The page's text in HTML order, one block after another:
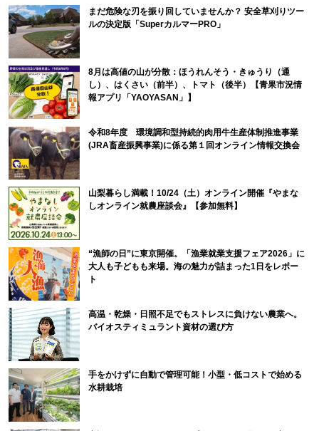
まだ危険な刃を振り回していませんか？ 安全草刈りツー
ルの決定版「SuperカルマーPRO」
8月は高値の山が分散：ほうれんそう・きゅうり（通
し）、はくさい（前半）、トマト（後半）【青果市況情
報アプリ「YAOYASAN」】
令和8年度 環境調和型持続的肉用牛生産体制推進事業
(JRA畜産振興事業)に係る第１回オンライン情報交換会
山梨暮らし満載！10/24（土）オンライン開催『やまな
しオンライン就農座談会』【参加無料】
“漁師の日”に東京開催。「漁業就業支援フェア2026」に
大人も子どもも来場。海の魅力が詰まった1日をレポー
ト
高温・乾燥・日照不足でもストレスに負けない農業へ。
バイオスティミュラント資材の選び方
手をかけずに自動で管理可能！小型・低コストで始める
水耕栽培